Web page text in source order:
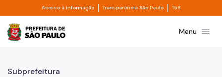
Pular para o Conteúdo principal
Acesso à informação Divisor de acesso à informação
Transparência São Paulo Divisor de
156
Prefeitura de São PauloMenu menu
Subprefeitura